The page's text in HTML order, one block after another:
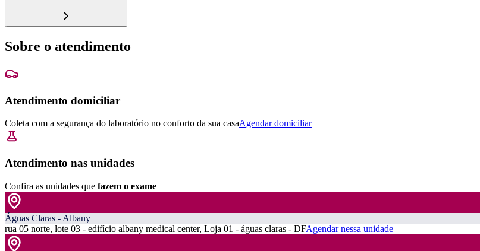
Sobre o atendimento
Atendimento domiciliar
Coleta com a segurança do laboratório no conforto da sua casaAgendar domiciliar
Atendimento nas unidades
Confira as unidades que fazem o exame
Águas Claras - Albany
rua 05 norte, lote 03 - edifício albany medical center, Loja 01 - águas claras - DFAgendar nessa unidade